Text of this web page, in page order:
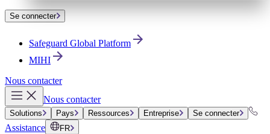
Se connecter
Safeguard Global Platform
MIHI
Nous contacter
Nous contacter
Solutions Pays Ressources Entreprise Se connecter
Assistance FR